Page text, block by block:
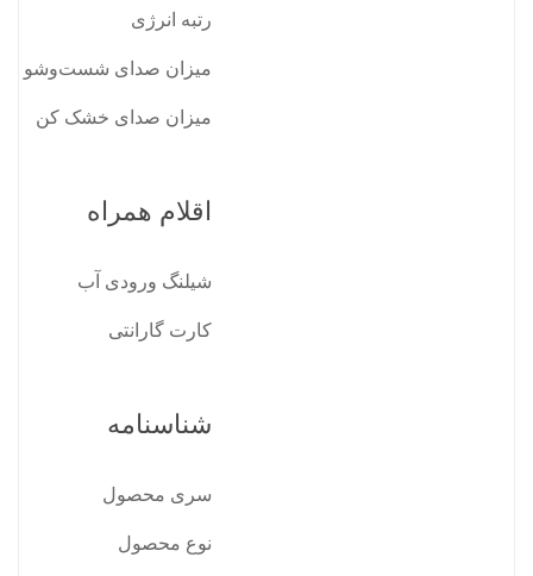
رتبه انرژی
میزان صدای شست‌وشو
میزان صدای خشک کن
اقلام همراه
شیلنگ ورودی آب
کارت گارانتی
شناسنامه
سری محصول
نوع محصول